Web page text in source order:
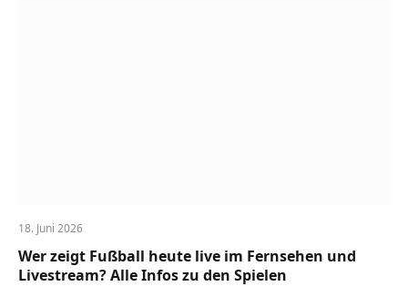
18. Juni 2026
Wer zeigt Fußball heute live im Fernsehen und
Livestream? Alle Infos zu den Spielen